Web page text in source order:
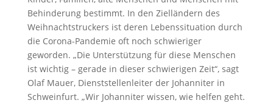
Behinderung bestimmt. In den Zielländern des
Weihnachtstruckers ist deren Lebenssituation durch
die Corona-Pandemie oft noch schwieriger
geworden. „Die Unterstützung für diese Menschen
ist wichtig – gerade in dieser schwierigen Zeit“, sagt
Olaf Mauer, Dienststellenleiter der Johanniter in
Schweinfurt. „Wir Johanniter wissen, wie helfen geht.